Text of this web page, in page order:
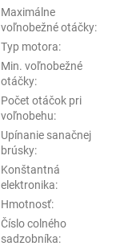
Maximálne
voľnobežné otáčky:
Typ motora:
Min. voľnobežné
otáčky:
Počet otáčok pri
voľnobehu:
Upínanie sanačnej
brúsky:
Konštantná
elektronika:
Hmotnosť:
Číslo colného
sadzobníka: